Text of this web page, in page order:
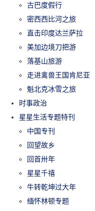
古巴度假行
密西西比河之旅
直击印度达兰萨拉
美加边境刀把游
落基山旅游
走进禽兽王国肯尼亚
魁北克冰雪之旅
时事政治
星星生活专题特刊
中国专刊
回望故乡
回首卅年
星星千禧
牛转乾坤过大年
缅怀林顿专题